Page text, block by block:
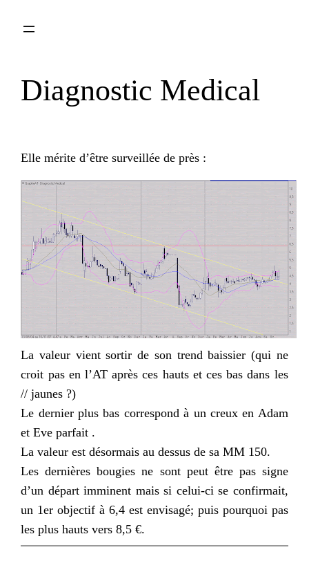
Diagnostic Medical
Elle mérite d’être surveillée de près :
La valeur vient sortir de son trend baissier (qui ne
croit pas en l’AT après ces hauts et ces bas dans les
// jaunes ?)
Le dernier plus bas correspond à un creux en Adam
etEve parfait .
La valeur est désormais au dessus de sa MM 150.
Les dernières bougies ne sont peut être pas signe
d’un départ imminent mais si celui-ci se confirmait,
un 1er objectif à 6,4 est envisagé; puis pourquoi pas
les plus hauts vers 8,5 €.